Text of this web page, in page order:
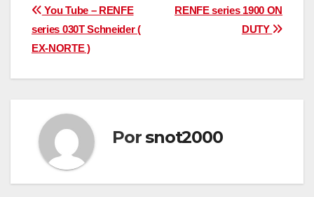
Navegación
de
entradas
RENFE series 1900 ON
DUTY
You Tube – RENFE
series 030T Schneider (
EX-NORTE )
Porsnot2000